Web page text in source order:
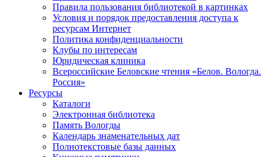
Правила пользования библиотекой в картинках
Условия и порядок предоставления доступа к
ресурсам Интернет
Политика конфиденциальности
Клубы по интересам
Юридическая клиника
Всероссийские Беловские чтения «Белов. Вологда.
Россия»
Ресурсы
Каталоги
Электронная библиотека
Память Вологды
Календарь знаменательных дат
Полнотекстовые базы данных